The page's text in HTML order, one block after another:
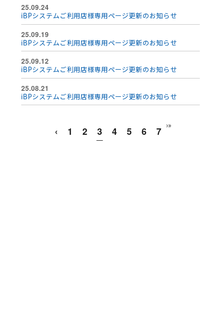
iBPシステムご利用店様専用ページ更新のお知らせ
25.09.24
iBPシステムご利用店様専用ページ更新のお知らせ
25.09.19
iBPシステムご利用店様専用ページ更新のお知らせ
25.09.12
iBPシステムご利用店様専用ページ更新のお知らせ
25.08.21
‹ 1 2 3 4 5 6 7 ›»